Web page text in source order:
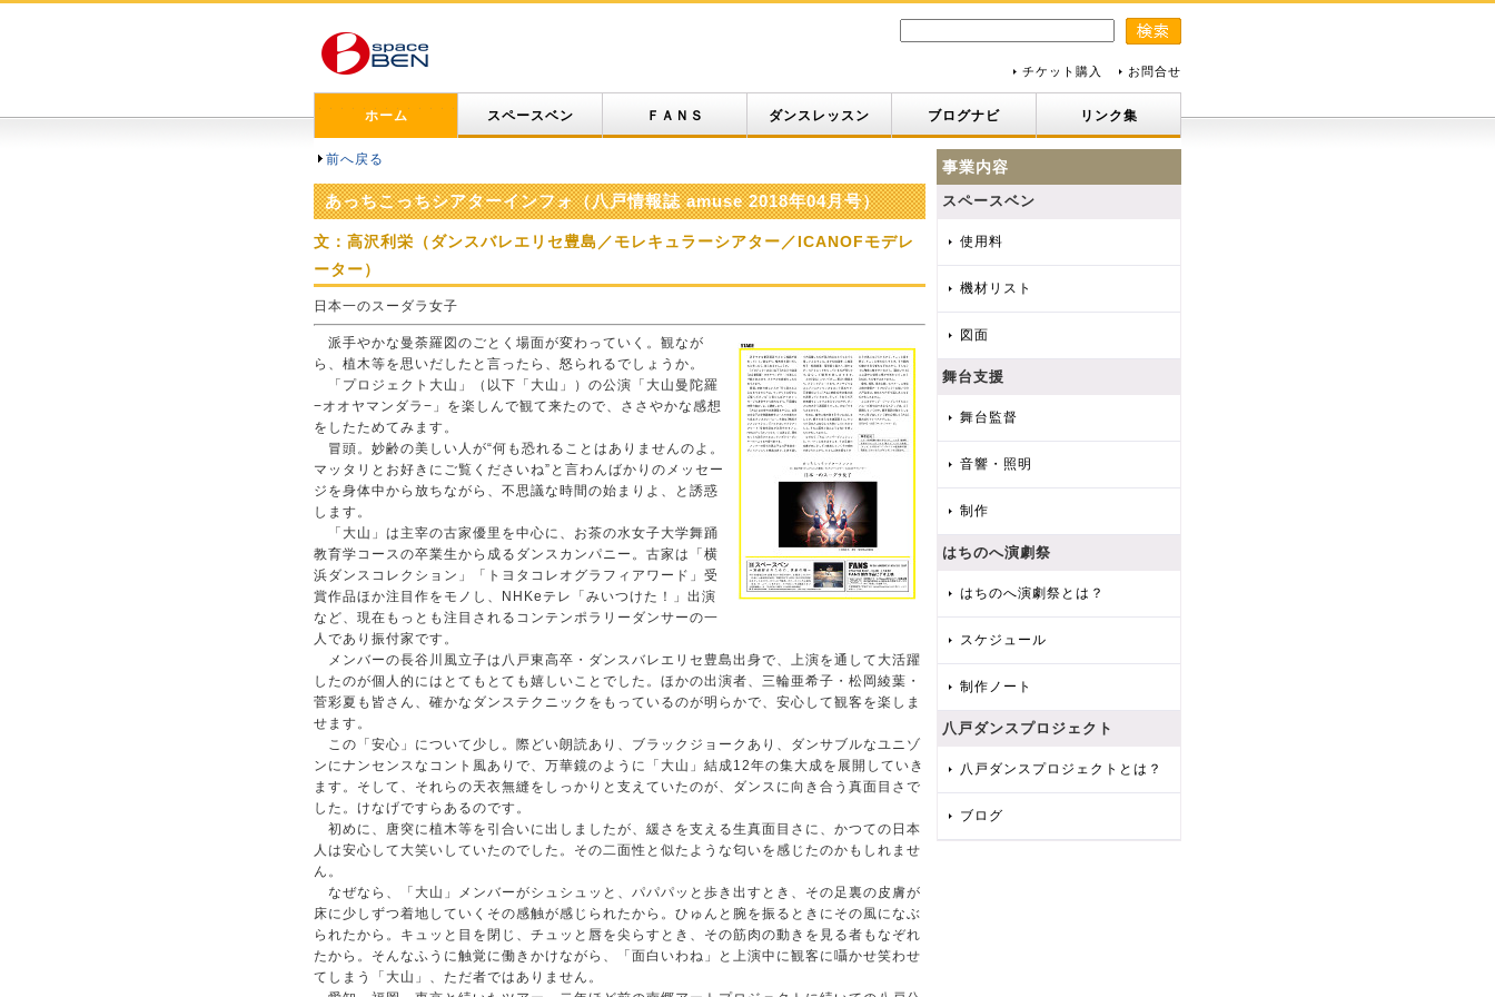
チケット購入 お問合せ
ホーム スペースベン ＦＡＮＳ ダンスレッスン ブログナビ リンク集
前へ戻る
あっちこっちシアターインフォ（八戸情報誌 amuse 2018年04月号）
文：高沢利栄（ダンスバレエリセ豊島／モレキュラーシアター／ICANOFモデレ
ーター）
日本一のスーダラ女子
派手やかな曼荼羅図のごとく場面が変わっていく。観なが
ら、植木等を思いだしたと言ったら、怒られるでしょうか。
「プロジェクト大山」（以下「大山」）の公演「大山曼陀羅
−オオヤマンダラ−」を楽しんで観て来たので、ささやかな感想
をしたためてみます。
冒頭。妙齢の美しい人が“何も恐れることはありませんのよ。
マッタリとお好きにご覧くださいね”と言わんばかりのメッセー
ジを身体中から放ちながら、不思議な時間の始まりよ、と誘惑
します。
「大山」は主宰の古家優里を中心に、お茶の水女子大学舞踊
教育学コースの卒業生から成るダンスカンパニー。古家は「横
浜ダンスコレクション」「トヨタコレオグラフィアワード」受
賞作品ほか注目作をモノし、NHKeテレ「みいつけた！」出演
など、現在もっとも注目されるコンテンポラリーダンサーの一
人であり振付家です。
メンバーの長谷川風立子は八戸東高卒・ダンスバレエリセ豊島出身で、上演を通して大活躍
したのが個人的にはとてもとても嬉しいことでした。ほかの出演者、三輪亜希子・松岡綾葉・
菅彩夏も皆さん、確かなダンステクニックをもっているのが明らかで、安心して観客を楽しま
せます。
この「安心」について少し。際どい朗読あり、ブラックジョークあり、ダンサブルなユニゾ
ンにナンセンスなコント風ありで、万華鏡のように「大山」結成12年の集大成を展開していき
ます。そして、それらの天衣無縫をしっかりと支えていたのが、ダンスに向き合う真面目さで
した。けなげですらあるのです。
初めに、唐突に植木等を引合いに出しましたが、緩さを支える生真面目さに、かつての日本
人は安心して大笑いしていたのでした。その二面性と似たような匂いを感じたのかもしれませ
ん。
なぜなら、「大山」メンバーがシュシュッと、パパパッと歩き出すとき、その足裏の皮膚が
床に少しずつ着地していくその感触が感じられたから。ひゅんと腕を振るときにその風になぶ
られたから。キュッと目を閉じ、チュッと唇を尖らすとき、その筋肉の動きを見る者もなぞれ
たから。そんなふうに触覚に働きかけながら、「面白いわね」と上演中に観客に囁かせ笑わせ
てしまう「大山」、ただ者ではありません。
事業内容
スペースベン
使用料
機材リスト
図面
舞台支援
舞台監督
音響・照明
制作
はちのへ演劇祭
はちのへ演劇祭とは？
スケジュール
制作ノート
八戸ダンスプロジェクト
八戸ダンスプロジェクトとは？
ブログ